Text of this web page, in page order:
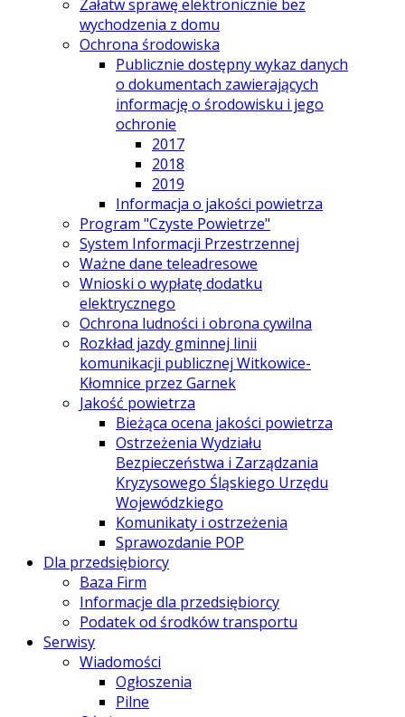
Załatw sprawę elektronicznie bez
wychodzenia z domu
Ochrona środowiska
Publicznie dostępny wykaz danych
o dokumentach zawierających
informację o środowisku i jego
ochronie
2017
2018
2019
Informacja o jakości powietrza
Program "Czyste Powietrze"
System Informacji Przestrzennej
Ważne dane teleadresowe
Wnioski o wypłatę dodatku
elektrycznego
Ochrona ludności i obrona cywilna
Rozkład jazdy gminnej linii
komunikacji publicznej Witkowice-
Kłomnice przez Garnek
Jakość powietrza
Bieżąca ocena jakości powietrza
Ostrzeżenia Wydziału
Bezpieczeństwa i Zarządzania
Kryzysowego Śląskiego Urzędu
Wojewódzkiego
Komunikaty i ostrzeżenia
Sprawozdanie POP
Dla przedsiębiorcy
Baza Firm
Informacje dla przedsiębiorcy
Podatek od środków transportu
Serwisy
Wiadomości
Ogłoszenia
Pilne